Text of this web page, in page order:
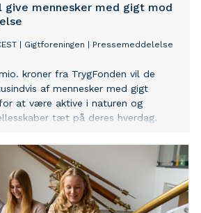
give mennesker med gigt mod
Gigtforeningen Pressemeddelelse
kroner fra TrygFonden vil de
af mennesker med gigt
at være aktive i naturen og
tæt på deres hverdag.